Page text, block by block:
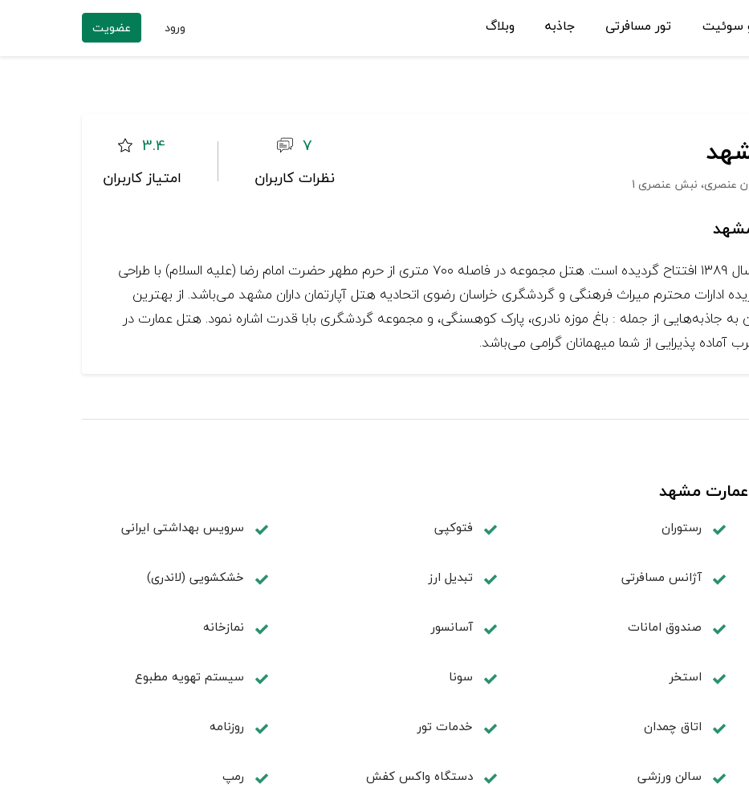
سوئیت تور مسافرتی جاذبه وبلاگ ورود عضویت
3.4
امتیاز کاربران
7
نظرات کاربران
هتل آپارتمان یک ستاره عمارت مشهد در سال ۱۳۸۹ افتتاح گردیده است. هتل مجموعه در فاصله ۷۰۰ متری از حرم مطهر حضرت امام رضا (علیه السلام) با طراحی
ادارات محترم میراث فرهنگی و گردشگری خراسان رضوی اتحادیه هتل آپارتمان داران مشهد می‌باشد. از بهترین
جاذبه‌هایی از جمله : باغ موزه نادری، پارک کوهسنگی، و مجموعه گردشگری بابا قدرت اشاره نمود. هتل عمارت در
عمارت مشهد
رستوران فتوکپی سرویس بهداشتی ایرانی
آژانس مسافرتی تبديل ارز خشکشویی (لاندری)
صندوق امانات آسانسور نمازخانه
استخر سونا سیستم تهویه مطبوع
اتاق چمدان خدمات تور روزنامه
سالن ورزشی دستگاه واکس کفش رمپ